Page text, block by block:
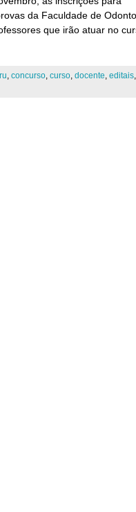
da Faculdade de
que irão atuar no
, concurso, curso, docente, editais